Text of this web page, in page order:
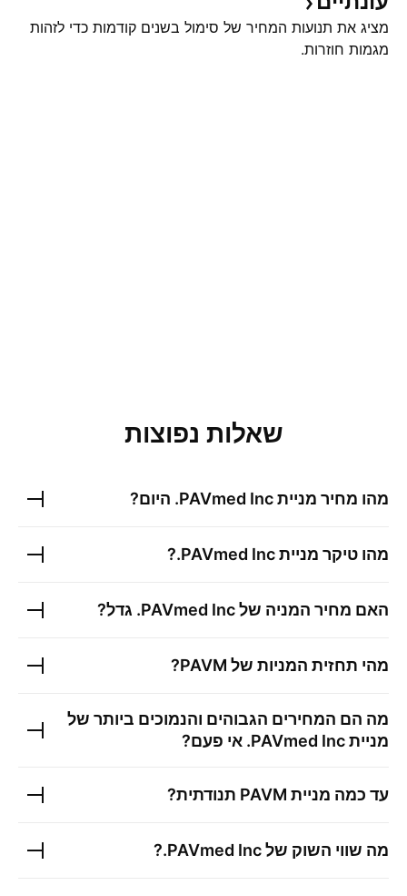
מציג את תנועות המחיר של סימול בשנים קודמות כדי לזהות
מגמות חוזרות.
שאלות נפוצות
מהו מחיר מנייתPAVmed Inc. היום?
מהו טיקר מנייתPAVmed Inc.
?
האם מחיר המניה שלPAVmed Inc. גדל?
מהי תחזית המניות של PAVM
?
מה הם המחירים הגבוהים והנמוכים ביותר של
מנייתPAVmed Inc. אי פעם?
עד כמה מניית PAVM תנודתית?
מה שווי השוק שלPAVmed Inc.
?